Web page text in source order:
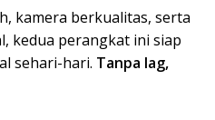
kamera berkualitas, serta
kedua perangkat ini siap
sehari-hari. Tanpa lag,